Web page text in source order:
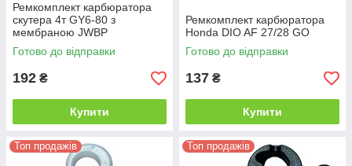
Ремкомплект карбюратора
скутера 4т GY6-80 з
мембраною JWBP
Готово до відправки
192 ₴
Купити
Ремкомплект карбюратора
Honda DIO AF 27/28 GO
Готово до відправки
137 ₴
Купити
Топ продажів Топ продажів